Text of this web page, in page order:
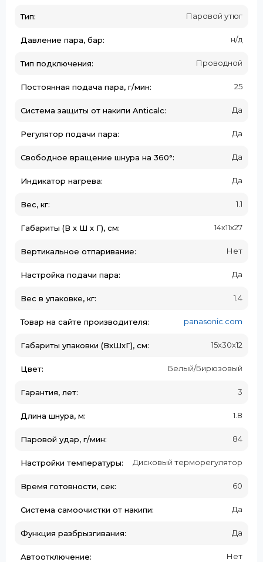
Тип: Паровой утюг
Давление пара, бар: н/д
Тип подключения: Проводной
Постоянная подача пара, г/мин: 25
Система защиты от накипи Anticalc: Да
Регулятор подачи пара: Да
Свободное вращение шнура на 360°: Да
Индикатор нагрева: Да
Вес, кг: 1.1
Габариты (В х Ш х Г), см: 14х11х27
Вертикальное отпаривание: Нет
Настройка подачи пара: Да
Вес в упаковке, кг: 1.4
Товар на сайте производителя: panasonic.com
Габариты упаковки (ВxШхГ), см: 15x30x12
Цвет: Белый/Бирюзовый
Гарантия, лет: 3
Длина шнура, м: 1.8
Паровой удар, г/мин: 84
Настройки температуры: Дисковый терморегулятор
Время готовности, сек: 60
Система самоочистки от накипи: Да
Функция разбрызгивания: Да
Автоотключение: Нет